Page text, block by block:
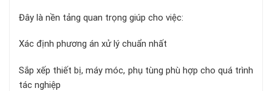
Đây là nền tảng quan trọng giúp cho việc:
Xác định phương án xử lý chuẩn nhất
Sắp xếp thiết bị, máy móc, phụ tùng phù hợp cho quá trình
tác nghiệp